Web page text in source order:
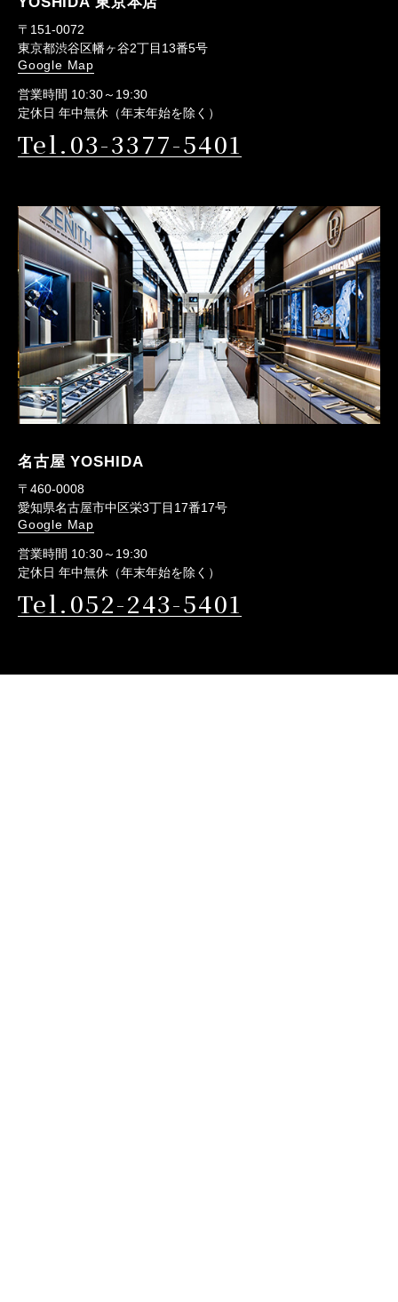
〒151-0072
東京都渋谷区幡ヶ谷2丁目13番5号
Google Map
営業時間 10:30～19:30
定休日 年中無休（年末年始を除く）
Tel.03-3377-5401
名古屋 YOSHIDA
〒460-0008
愛知県名古屋市中区栄3丁目17番17号
Google Map
営業時間 10:30～19:30
定休日 年中無休（年末年始を除く）
Tel.052-243-5401